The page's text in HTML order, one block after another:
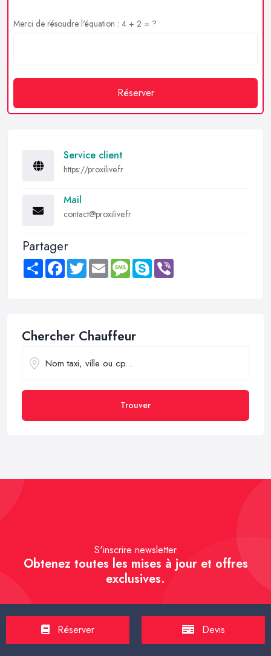
Merci de résoudre l'équation : 4 + 2 = ?
Réserver
Service client
https://proxilive.fr
Mail
contact@proxilive.fr
Partager
Share FacebookTwitter Email MessageSkype
Chercher Chauffeur
Trouver
S'inscrire newsletter
Obtenez toutes les mises à jour et offres
exclusives.
S'inscrire
Réserver Devis